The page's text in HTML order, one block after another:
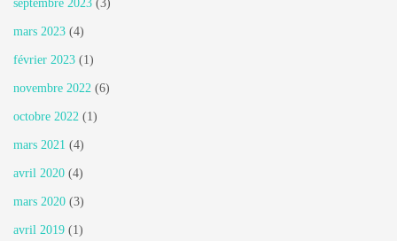
septembre 2023 (3)
mars 2023 (4)
février 2023 (1)
novembre 2022 (6)
octobre 2022 (1)
mars 2021 (4)
avril 2020 (4)
mars 2020 (3)
avril 2019 (1)